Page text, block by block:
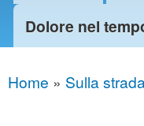
Dolore nel
You are here
Home » Sulla